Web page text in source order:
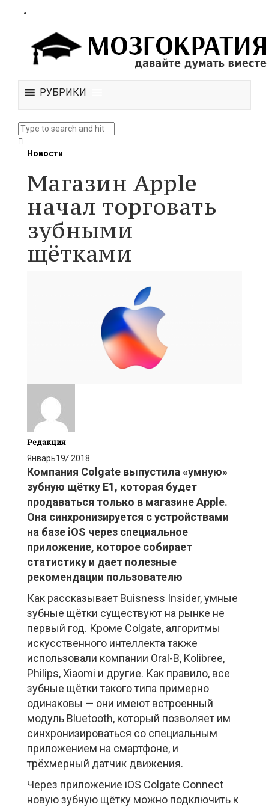
РУБРИКИ
Новости
Магазин Apple
начал торговать
зубными
щётками
Редакция
Январь19/ 2018
Компания Colgate выпустила «умную»
зубную щётку E1, которая будет
продаваться только в магазине Apple.
Она синхронизируется с устройствами
на базе iOS через специальное
приложение, которое собирает
статистику и дает полезные
рекомендации пользователю
Как рассказывает Buisness Insider, умные
зубные щётки существуют на рынке не
первый год. Кроме Colgate, алгоритмы
искусственного интеллекта также
использовали компании Oral-B, Kolibree,
Philips, Xiaomi и другие. Как правило, все
зубные щётки такого типа примерно
одинаковы — они имеют встроенный
модуль Bluetooth, который позволяет им
синхронизироваться со специальным
приложением на смартфоне, и
трёхмерный датчик движения.
Через приложение iOS Colgate Connect
новую зубную щётку можно подключить к